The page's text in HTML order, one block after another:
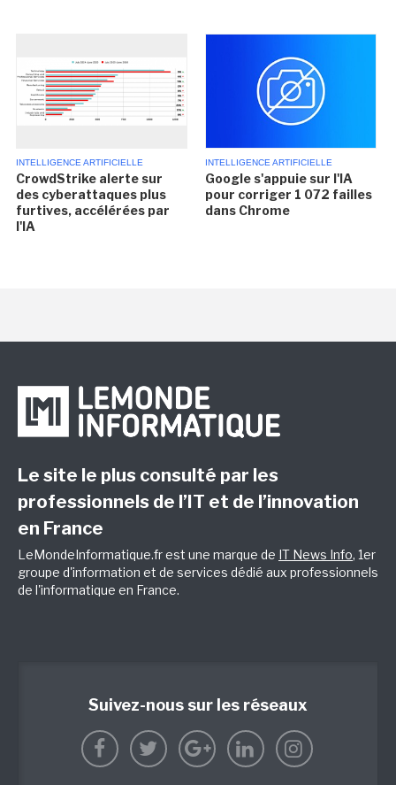
INTELLIGENCE ARTIFICIELLE
CrowdStrike alerte sur
des cyberattaques plus
furtives, accélérées par
l'IA
INTELLIGENCE ARTIFICIELLE
Google s'appuie sur l'IA
pour corriger 1 072 failles
dans Chrome
Le site le plus consulté par les
professionnels de l’IT et de l’innovation
en France
LeMondeInformatique.fr est une marque de IT News Info, 1er
groupe d'information et de services dédié aux professionnels
de l'informatique en France.
Suivez-nous sur les réseaux